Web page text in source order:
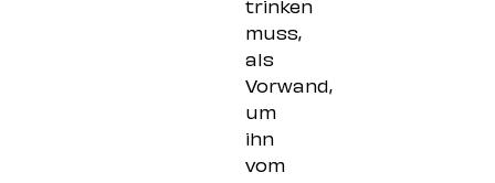
muss,
als
Vorwand,
um
ihn
vom